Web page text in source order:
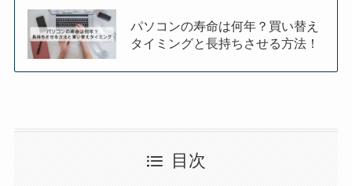
パソコンの寿命は何年？買い替え
タイミングと長持ちさせる方法！
目次